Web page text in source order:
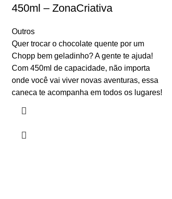
450ml – ZonaCriativa
Outros
Quer trocar o chocolate quente por um
Chopp bem geladinho? A gente te ajuda!
Com 450ml de capacidade, não importa
onde você vai viver novas aventuras, essa
caneca te acompanha em todos os lugares!